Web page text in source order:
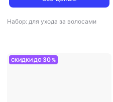
Набор: для ухода за волосами
СКИДКИ ДО 30 %